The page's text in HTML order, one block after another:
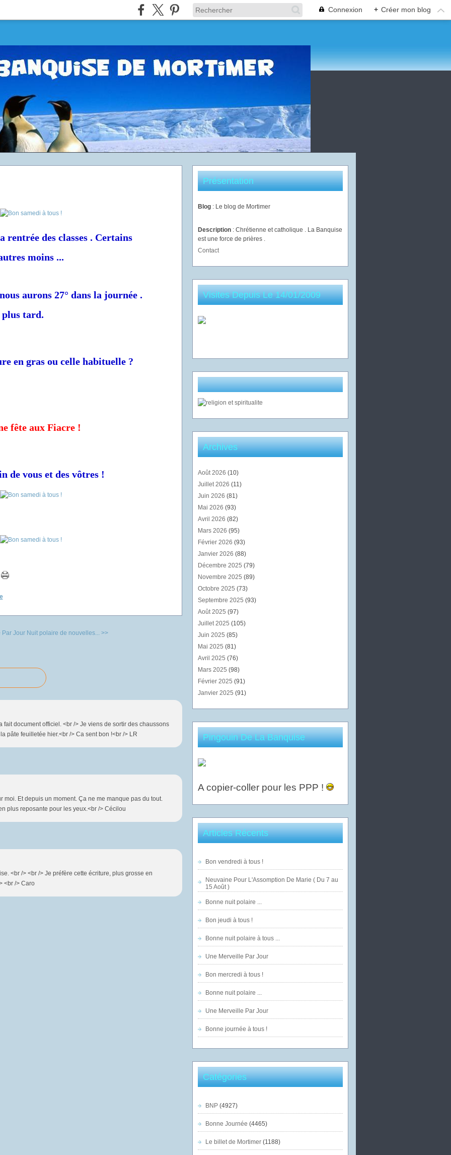
Connexion + Créer mon blog
rentrée des classes . Certains
moins ...
aurons 27° dans la journée .
plus tard.
en gras ou celle habituelle ?
fête aux Fiacre !
de vous et des vôtres !
Par Jour Nuit polaire de nouvelles... >>
fait document officiel. <br /> Je viens de sortir des chaussons
pâte feuilletée hier.<br /> Ca sent bon !<br /> LR
moi. Et depuis un moment. Ça ne me manque pas du tout.
plus reposante pour les yeux.<br /> Cécilou
<br /> <br /> Je préfère cette écriture, plus grosse en
<br /> Caro
Présentation
Blog : Le blog de Mortimer
Description : Chrétienne et catholique . La Banquise
est une force de prières .
Contact
Visites Depuis Le 14/01/2009
Archives
Août 2026 (10)
Juillet 2026 (11)
Juin 2026 (81)
Mai 2026 (93)
Avril 2026 (82)
Mars 2026 (95)
Février 2026 (93)
Janvier 2026 (88)
Décembre 2025 (79)
Novembre 2025 (89)
Octobre 2025 (73)
Septembre 2025 (93)
Août 2025 (97)
Juillet 2025 (105)
Juin 2025 (85)
Mai 2025 (81)
Avril 2025 (76)
Mars 2025 (98)
Février 2025 (91)
Janvier 2025 (91)
Pingouin De La Banquise
A copier-coller pour les PPP !
Articles Récents
Bon vendredi à tous !
Neuvaine Pour L'Assomption De Marie ( Du 7 au
15 Août )
Bonne nuit polaire ...
Bon jeudi à tous !
Bonne nuit polaire à tous ...
Une Merveille Par Jour
Bon mercredi à tous !
Bonne nuit polaire ...
Une Merveille Par Jour
Bonne journée à tous !
Catégories
BNP(4927)
Bonne Journée (4465)
Le billet de Mortimer(1188)